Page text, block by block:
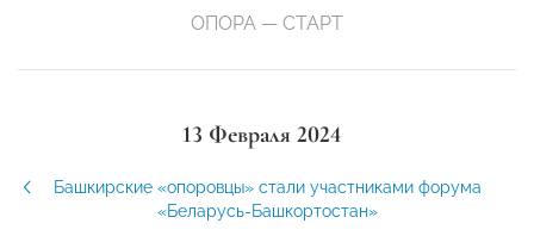
ОПОРА — СТАРТ
13 Февраля 2024
Башкирские «опоровцы» стали участниками форума
«Беларусь-Башкортостан»